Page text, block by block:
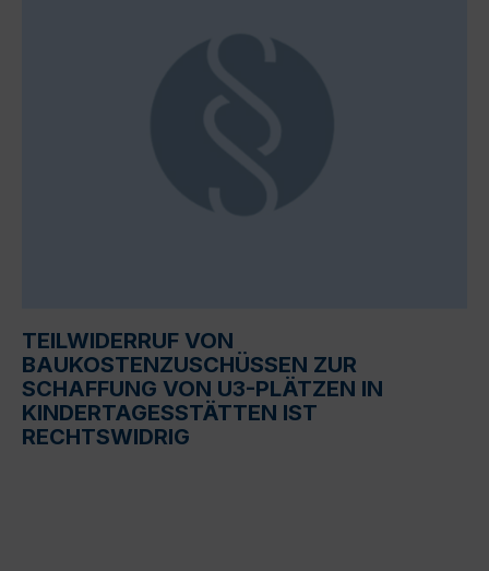
TEILWIDERRUF VON
BAUKOSTENZUSCHÜSSEN ZUR
SCHAFFUNG VON U3-PLÄTZEN IN
KINDERTAGESSTÄTTEN IST
RECHTSWIDRIG